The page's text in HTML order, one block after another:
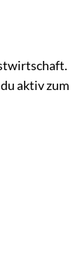
aktiv zum